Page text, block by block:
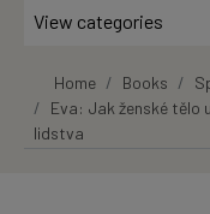
View categories
Home Books
Eva: Jak ženské tělo
lidstva